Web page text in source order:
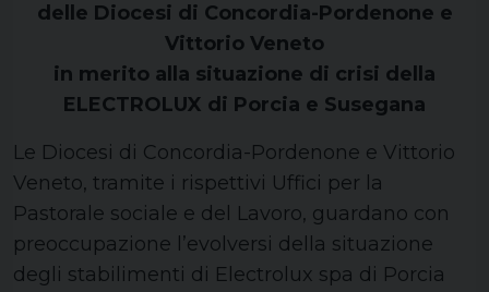
delle Diocesi di Concordia-Pordenone e
Vittorio Veneto
in merito alla situazione di crisi della
ELECTROLUX di Porcia e Susegana
Le Diocesi di Concordia-Pordenone e Vittorio
Veneto, tramite i rispettivi Uffici per la
Pastorale sociale e del Lavoro, guardano con
preoccupazione l’evolversi della situazione
degli stabilimenti di Electrolux spa di Porcia